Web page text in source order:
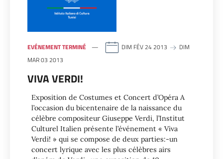
EVÉNEMENT TERMINÉ DIM FÉV 24 2013
DIM
MAR 03 2013
VIVA VERDI!
Exposition de Costumes et Concert d’Opéra A
l’occasion du bicentenaire de la naissance du
célèbre compositeur Giuseppe Verdi, l’Institut
Culturel Italien présente l’événement « Viva
Verdi! » qui se compose de deux parties:-un
concert lyrique avec les plus célèbres airs